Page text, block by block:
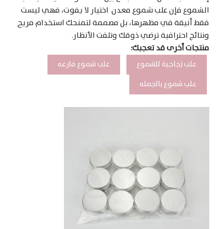
الشموع فإن علب شموع معدن اختيار لا يفوت، فهي ليست
فقط أنيقة في مظهرها، بل مصممة لتمنحك استخدام مريح
ونتائج احترافية ترضي ذوقك وتلفت الأنظار.
منتجات أخرى قد تعجبك:
علب زجاجية للشموع
علب شموع فارغه
علب شموع بالجمله